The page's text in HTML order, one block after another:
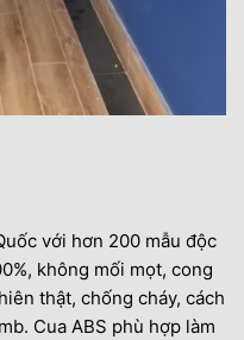
với hơn 200 mẫu độc
không mối mọt, cong
thật, chống cháy, cách
Cua ABS phù hợp làm